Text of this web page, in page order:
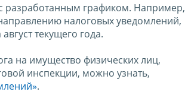
разработанным графиком. Например,
налоговых уведомлений,
текущего года.
на имущество физических лиц,
инспекции, можно узнать,
.